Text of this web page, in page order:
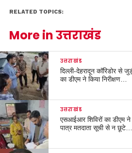
RELATED TOPICS:
More in उत्तराखंड
उत्तराखंड
दिल्ली-देहरादून कॉरिडोर से
का डीएम ने किया निरीक्षण…
उत्तराखंड
एसआईआर शिविरों का डीएम ने
पात्र मतदाता सूची से न छूटे…